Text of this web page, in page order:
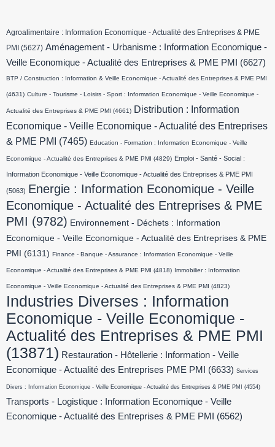
Agroalimentaire : Information Economique - Actualité des Entreprises & PME
PMI (5627) Aménagement - Urbanisme : Information Economique -
Veille Economique - Actualité des Entreprises & PME PMI
(6627)
BTP / Construction : Information & Veille Economique - Actualité des Entreprises & PME PMI
(4631) Culture - Tourisme - Loisirs - Sport : Information Economique - Veille Economique -
Actualité des Entreprises & PME PMI (4661) Distribution : Information
Economique - Veille Economique - Actualité des Entreprises
& PME PMI
(7465) Education - Formation : Information Economique - Veille
Economique - Actualité des Entreprises & PME PMI (4829) Emploi - Santé - Social :
Information Economique - Veille Economique - Actualité des Entreprises & PME PMI
(5063) Energie : Information Economique - Veille
Economique - Actualité des Entreprises & PME
PMI (9782) Environnement - Déchets : Information
Economique - Veille Economique - Actualité des Entreprises & PME
PMI
(6131) Finance - Banque - Assurance : Information Economique - Veille
Economique - Actualité des Entreprises & PME PMI (4818) Immobilier : Information
Economique - Veille Economique - Actualité des Entreprises & PME PMI (4823)
Industries Diverses : Information
Economique - Veille Economique -
Actualité des Entreprises & PME PMI
(13871) Restauration - Hôtellerie : Information - Veille
Economique - Actualité des Entreprises PME PMI
(6633) Services
Divers : Information Economique - Veille Economique - Actualité des Entreprises & PME PMI (4554)
Transports - Logistique : Information Economique - Veille
Economique - Actualité des Entreprises & PME PMI
(6562)